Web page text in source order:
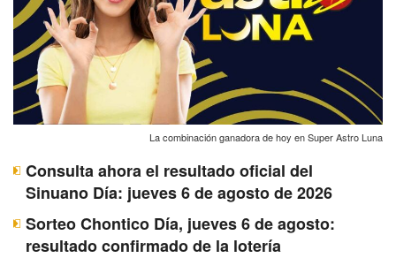
La combinación ganadora de hoy en Super Astro Luna
Consulta ahora el resultado oficial del
Sinuano Día: jueves 6 de agosto de 2026
Sorteo Chontico Día, jueves 6 de agosto:
resultado confirmado de la lotería